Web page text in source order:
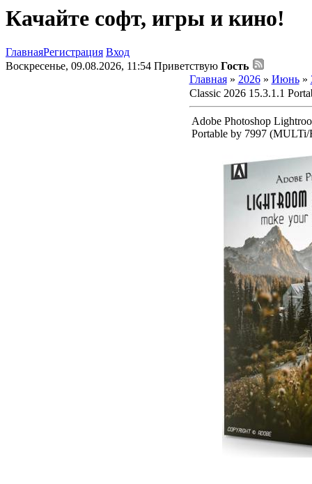
Качайте софт, игры и кино!
ГлавнаяРегистрация Вход
Воскресенье, 09.08.2026, 11:54 Приветствую Гость
Главная» 2026 » Июнь »
Classic 2026 15.3.1.1
Adobe Photoshop
Portable by 7997 (MULTi/